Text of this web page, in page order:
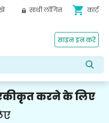
साथी लॉगिन shopping_cart कार्ट
साइन इन करें
एकीकृत करने के लिए